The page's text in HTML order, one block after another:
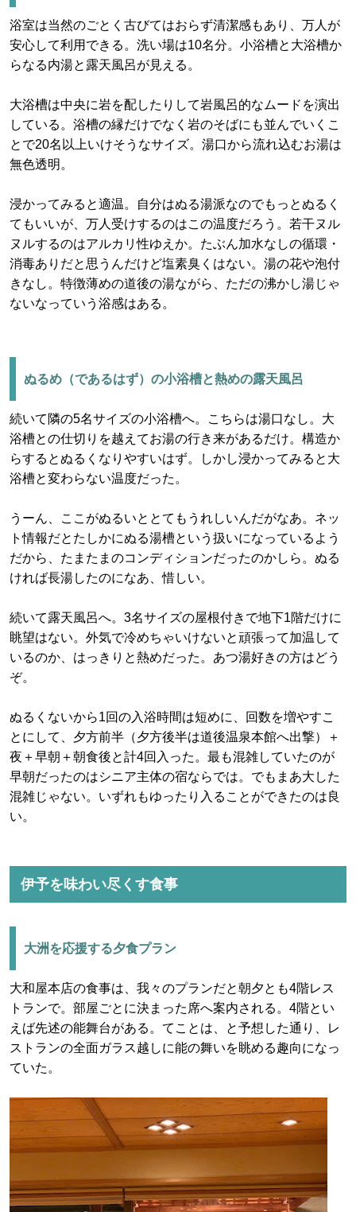
浴室は当然のごとく古びてはおらず清潔感もあり、万人が
安心して利用できる。洗い場は10名分。小浴槽と大浴槽か
らなる内湯と露天風呂が見える。
大浴槽は中央に岩を配したりして岩風呂的なムードを演出
している。浴槽の縁だけでなく岩のそばにも並んでいくこ
とで20名以上いけそうなサイズ。湯口から流れ込むお湯は
無色透明。
浸かってみると適温。自分はぬる湯派なのでもっとぬるく
てもいいが、万人受けするのはこの温度だろう。若干ヌル
ヌルするのはアルカリ性ゆえか。たぶん加水なしの循環・
消毒ありだと思うんだけど塩素臭くはない。湯の花や泡付
きなし。特徴薄めの道後の湯ながら、ただの沸かし湯じゃ
ないなっていう浴感はある。
ぬるめ（であるはず）の小浴槽と熱めの露天風呂
続いて隣の5名サイズの小浴槽へ。こちらは湯口なし。大
浴槽との仕切りを越えてお湯の行き来があるだけ。構造か
らするとぬるくなりやすいはず。しかし浸かってみると大
浴槽と変わらない温度だった。
うーん、ここがぬるいととてもうれしいんだがなあ。ネッ
ト情報だとたしかにぬる湯槽という扱いになっているよう
だから、たまたまのコンディションだったのかしら。ぬる
ければ長湯したのになあ、惜しい。
続いて露天風呂へ。3名サイズの屋根付きで地下1階だけに
眺望はない。外気で冷めちゃいけないと頑張って加温して
いるのか、はっきりと熱めだった。あつ湯好きの方はどう
ぞ。
ぬるくないから1回の入浴時間は短めに、回数を増やすこ
とにして、夕方前半（夕方後半は道後温泉本館へ出撃）＋
夜＋早朝＋朝食後と計4回入った。最も混雑していたのが
早朝だったのはシニア主体の宿ならでは。でもまあ大した
混雑じゃない。いずれもゆったり入ることができたのは良
い。
伊予を味わい尽くす食事
大洲を応援する夕食プラン
大和屋本店の食事は、我々のプランだと朝夕とも4階レス
トランで。部屋ごとに決まった席へ案内される。4階とい
えば先述の能舞台がある。てことは、と予想した通り、レ
ストランの全面ガラス越しに能の舞いを眺める趣向になっ
ていた。